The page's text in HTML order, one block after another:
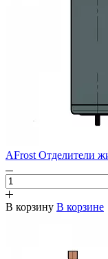
AFrost Отделители
В корзину В корзине